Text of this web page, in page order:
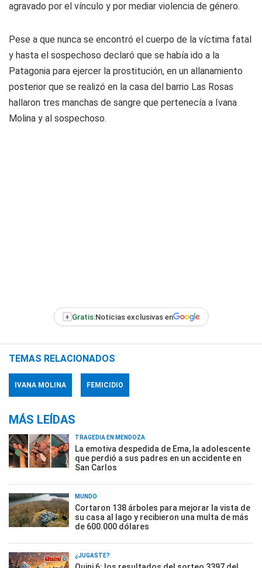
agravado por el vínculo y por mediar violencia de género.
Pese a que nunca se encontró el cuerpo de la víctima fatal
y hasta el sospechoso declaró que se había ido a la
Patagonia para ejercer la prostitución, en un allanamiento
posterior que se realizó en la casa del barrio Las Rosas
hallaron tres manchas de sangre que pertenecía a Ivana
Molina y al sospechoso.
+ Gratis:Noticias exclusivas en
TEMAS RELACIONADOS
IVANA MOLINA FEMICIDIO
MÁS LEÍDAS
TRAGEDIA EN MENDOZA
La emotiva despedida de Ema, la adolescente
que perdió a sus padres en un accidente en
San Carlos
MUNDO
Cortaron 138 árboles para mejorar la vista de
su casa al lago y recibieron una multa de más
de 600.000 dólares
¿JUGASTE?